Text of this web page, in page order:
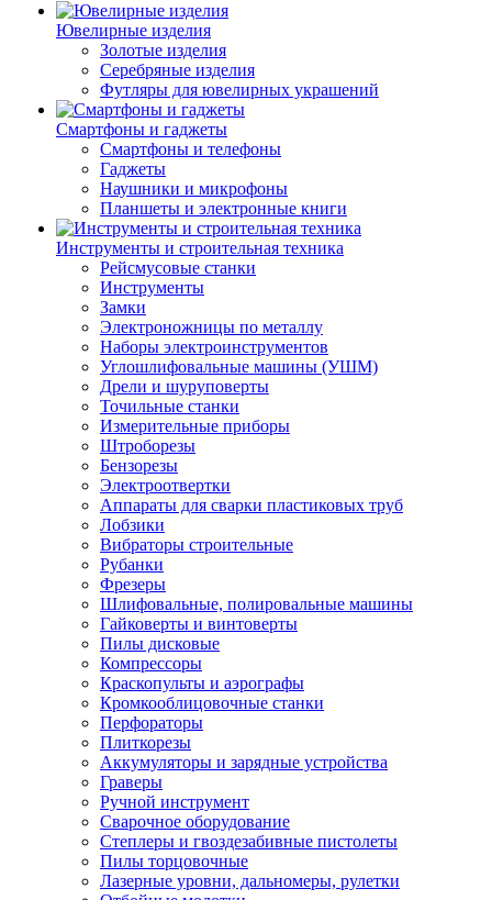
Ювелирные изделия
Золотые изделия
Серебряные изделия
Футляры для ювелирных украшений
Смартфоны и гаджеты
Смартфоны и телефоны
Гаджеты
Наушники и микрофоны
Планшеты и электронные книги
Инструменты и строительная техника
Рейсмусовые станки
Инструменты
Замки
Электроножницы по металлу
Наборы электроинструментов
Углошлифовальные машины (УШМ)
Дрели и шуруповерты
Точильные станки
Измерительные приборы
Штроборезы
Бензорезы
Электроотвертки
Аппараты для сварки пластиковых труб
Лобзики
Вибраторы строительные
Рубанки
Фрезеры
Шлифовальные, полировальные машины
Гайковерты и винтоверты
Пилы дисковые
Компрессоры
Краскопульты и аэрографы
Кромкооблицовочные станки
Перфораторы
Плиткорезы
Аккумуляторы и зарядные устройства
Граверы
Ручной инструмент
Сварочное оборудование
Степлеры и гвоздезабивные пистолеты
Пилы торцовочные
Лазерные уровни, дальномеры, рулетки